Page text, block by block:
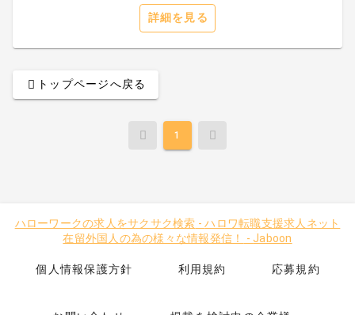
詳細を見る
トップページへ戻る
1
ハローワークの求人をサクサク検索 -ハロワ転職支援求人ネット
在留外国人の為の様々な情報発信！
- Jaboon
個人情報保護方針 利用規約 応募規約